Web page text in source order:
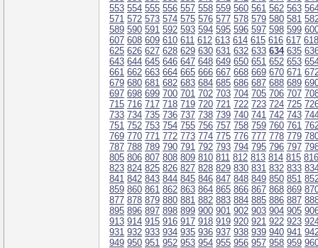
553 554 555 556 557 558 559 560 561 562 563
571 572 573 574 575 576 577 578 579 580 581
589 590 591 592 593 594 595 596 597 598 599
607 608 609 610 611 612 613 614 615 616 617 618
625 626 627 628 629 630 631 632 633 634 635
643 644 645 646 647 648 649 650 651 652 653
661 662 663 664 665 666 667 668 669 670 671
679 680 681 682 683 684 685 686 687 688 689
697 698 699 700 701 702 703 704 705 706 707
715 716 717 718 719 720 721 722 723 724 725
733 734 735 736 737 738 739 740 741 742 743
751 752 753 754 755 756 757 758 759 760 761
769 770 771 772 773 774 775 776 777 778 779
787 788 789 790 791 792 793 794 795 796 797
805 806 807 808 809 810 811 812 813 814 815 816
823 824 825 826 827 828 829 830 831 832 833
841 842 843 844 845 846 847 848 849 850 851
859 860 861 862 863 864 865 866 867 868 869
877 878 879 880 881 882 883 884 885 886 887
895 896 897 898 899 900 901 902 903 904 905
913 914 915 916 917 918 919 920 921 922 923
931 932 933 934 935 936 937 938 939 940 941
949 950 951 952 953 954 955 956 957 958 959